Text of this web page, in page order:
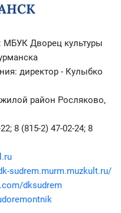
МБУК Дворец культуры
директор - Кулыбко
район Росляково,
8 (815-2) 47-02-24; 8
sudrem.murm.muzkult.ru/
dksudrem